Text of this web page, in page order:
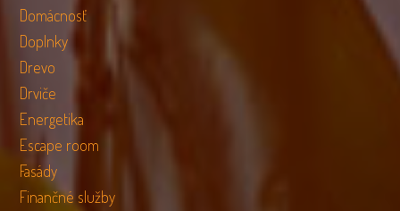
Domácnosť
Doplnky
Drevo
Drviče
Energetika
Escape room
Fasády
Finančné služby